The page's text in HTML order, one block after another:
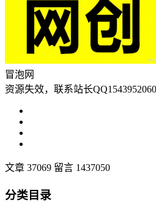
冒泡网
资源失效，联系站长
文章 37069 留言 1437050
分类目录